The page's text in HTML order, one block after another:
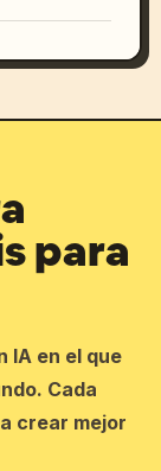
para
IA en el que
Cada
crear mejor